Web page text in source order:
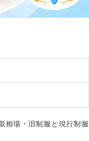
相場・旧制服と現行制服